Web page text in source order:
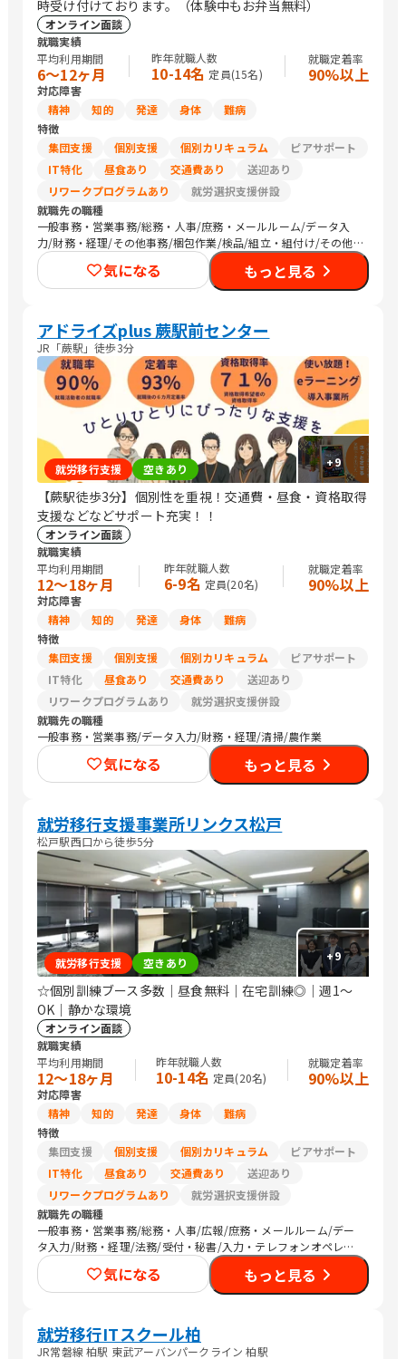
時受け付けております。（体験中もお弁当無料）
オンライン面談
就職実績
平均利用期間
6〜12ヶ月
昨年就職人数
10-14名 定員(15名)
就職定着率
90%以上
対応障害
精神
知的 発達 身体
難病
特徴
集団支援
個別支援 個別カリキュラム
ピアサポート
IT特化
昼食あり 交通費あり
送迎あり
リワークプログラムあり
就労選択支援併設
就職先の職種
一般事務・営業事務/総務・人事/庶務・メールルーム/データ入
力/財務・経理/その他事務/梱包作業/検品/組立・組付け/その他
軽作業/営業（個人向け）/販売スタッフ・接客/介護職員・ヘルパ
ー/その他専門職/清掃/トラック運転手/農作業
気になる もっと見る
アドライズplus 蕨駅前センター
JR「蕨駅」徒歩3分
+9
就労移行支援 空きあり
【蕨駅徒歩3分】個別性を重視！交通費・昼食・資格取得
支援などなどサポート充実！！
オンライン面談
就職実績
平均利用期間
12〜18ヶ月
昨年就職人数
6-9名 定員(20名)
就職定着率
90%以上
対応障害
精神
知的 発達 身体
難病
特徴
集団支援
個別支援 個別カリキュラム
ピアサポート
IT特化
昼食あり 交通費あり
送迎あり
リワークプログラムあり
就労選択支援併設
就職先の職種
一般事務・営業事務/データ入力/財務・経理/清掃/農作業
気になる もっと見る
就労移行支援事業所リンクス松戸
松戸駅西口から徒歩5分
+9
就労移行支援 空きあり
☆個別訓練ブース多数｜昼食無料｜在宅訓練◎｜週1〜
OK｜静かな環境
オンライン面談
就職実績
平均利用期間
12〜18ヶ月
昨年就職人数
10-14名 定員(20名)
就職定着率
90%以上
対応障害
精神
知的 発達 身体
難病
特徴
集団支援
個別支援 個別カリキュラム
ピアサポート
IT特化
昼食あり 交通費あり
送迎あり
リワークプログラムあり
就労選択支援併設
就職先の職種
一般事務・営業事務/総務・人事/広報/庶務・メールルーム/デー
タ入力/財務・経理/法務/受付・秘書/入力・テレフォンオペレー
ター/コールセンター/その他事務/梱包作業/検品/組立・組付け/
その他軽作業/営業（個人向け）/営業（企業向け）/その他営業/
販売スタッフ・接客/バックヤード・商品管理/その他販売/Web制
プログラマ
気になる もっと見る
就労移行ITスクール柏
JR常磐線 柏駅 東武アーバンパークライン 柏駅